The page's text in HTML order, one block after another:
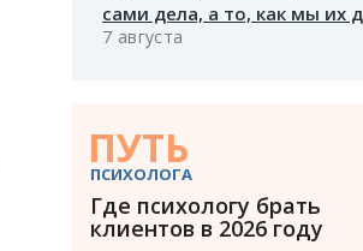
сами дела, а то, как мы их
7 августа
ПУТЬ
ПСИХОЛОГА
Где психологу брать
клиентов в 2026 году